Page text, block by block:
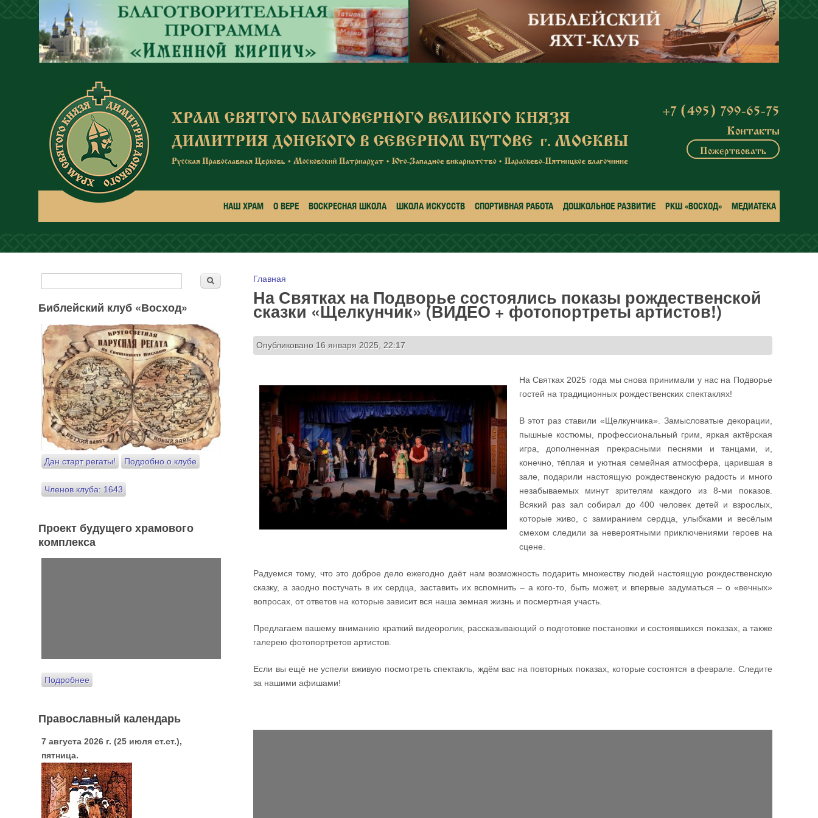
Перейти к основному содержанию
+7 (495) 799-65-75
Контакты
Пожертвовать
НАШ ХРАМ О ВЕРЕ ВОСКРЕСНАЯ ШКОЛА ШКОЛА ИСКУССТВ СПОРТИВНАЯ РАБОТА ДОШКОЛЬНОЕ РАЗВИТИЕ РКШ «ВОСХОД» МЕДИАТЕКА
Вы здесь
Главная
На Святках на Подворье состоялись показы рождественской
сказки «Щелкунчик» (ВИДЕО + фотопортреты артистов!)
Опубликовано 16 января 2025, 22:17
На Святках 2025 года мы снова принимали у нас на Подворье
гостей на традиционных рождественских спектаклях!
В этот раз ставили «Щелкунчика». Замысловатые декорации,
пышные костюмы, профессиональный грим, яркая актёрская
игра, дополненная прекрасными песнями и танцами, и,
конечно, тёплая и уютная семейная атмосфера, царившая в
зале, подарили настоящую рождественскую радость и много
незабываемых минут зрителям каждого из 8-ми показов.
Всякий раз зал собирал до 400 человек детей и взрослых,
которые живо, с замиранием сердца, улыбками и весёлым
смехом следили за невероятными приключениями героев на
сцене.
Радуемся тому, что это доброе дело ежегодно даёт нам возможность подарить множеству людей настоящую рождественскую
сказку, а заодно постучать в их сердца, заставить их вспомнить – а кого-то, быть может, и впервые задуматься – о «вечных»
вопросах, от ответов на которые зависит вся наша земная жизнь и посмертная участь.
Предлагаем вашему вниманию краткий видеоролик, рассказывающий о подготовке постановки и состоявшихся показах, а также
галерею фотопортретов артистов.
Если вы ещё не успели вживую посмотреть спектакль, ждём вас на повторных показах, которые состоятся в феврале. Следите
за нашими афишами!
Форма поиска
Библейский клуб «Восход»
Дан старт регаты! Подробно о клубе
Членов клуба: 1643
Проект будущего храмового
комплекса
Подробнее
Православный календарь
7 августа 2026 г. (25 июля ст.ст.),
пятница.